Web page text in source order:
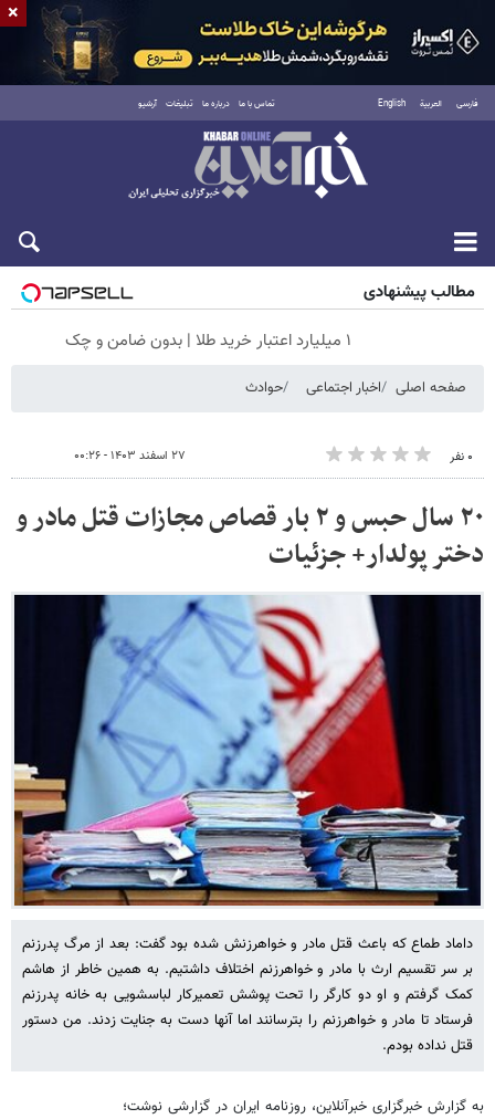
فارسی العربية English تماس با ما درباره ما تبلیغات آرشیو
پنجشنبه ۱۵ مرداد ۱۴۰۵
مطالب پیشنهادی
۱ میلیارد اعتبار خرید طلا | بدون ضامن و چک
صفحه اصلی اخبار اجتماعی حوادث
۰ نفر ۲۷ اسفند ۱۴۰۳ - ۰۰:۲۶
۲۰ سال حبس و ۲ بار قصاص مجازات قتل مادر و
دختر پولدار+ جزئیات
داماد طماع که باعث قتل مادر و خواهرزنش شده بود گفت: بعد از مرگ پدرزنم
بر سر تقسیم ارث با مادر و خواهرزنم اختلاف داشتیم. به همین خاطر از هاشم
کمک گرفتم و او دو کارگر را تحت پوشش تعمیرکار لباسشویی به خانه پدرزنم
فرستاد تا مادر و خواهرزنم را بترسانند اما آنها دست به جنایت زدند. من دستور
قتل نداده بودم.
به گزارش خبرگزاری خبرآنلاین، روزنامه ایران در گزارشی نوشت؛
×